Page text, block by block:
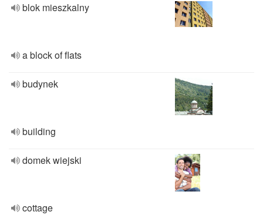
blok mieszkalny
a block of flats
budynek
building
domek wiejski
cottage